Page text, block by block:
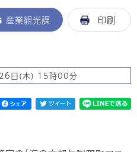
産業観光課 印刷
日(木) 15時00分